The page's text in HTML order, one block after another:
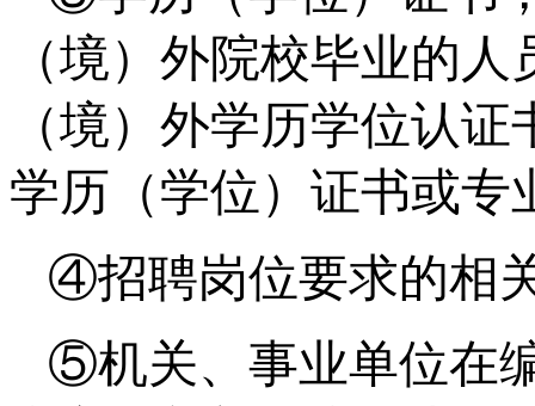
（境）外院校毕业的
（境）外学历学位认
学历（学位）证书或专
④招聘岗位要求的相
⑤机关、事业单位在